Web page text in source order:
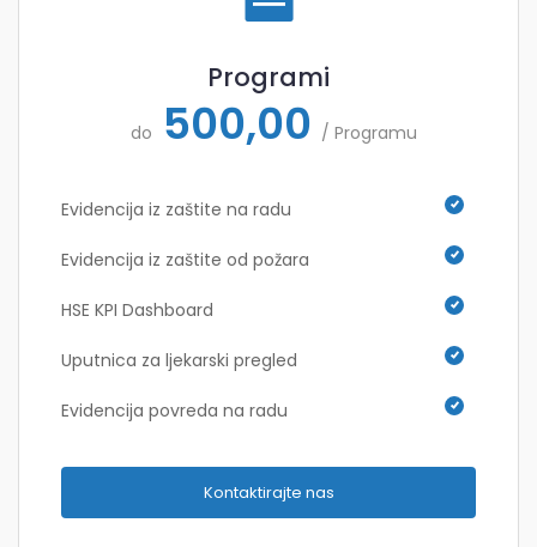
Programi
do 500,00 / Programu
Evidencija iz zaštite na radu
Evidencija iz zaštite od požara
HSE KPI Dashboard
Uputnica za ljekarski pregled
Evidencija povreda na radu
Kontaktirajte nas